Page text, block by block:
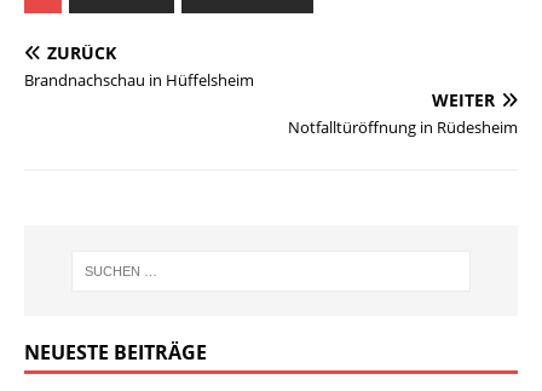
ZURÜCK
Brandnachschau in Hüffelsheim
WEITER
Notfalltüröffnung in Rüdesheim
NEUESTE BEITRÄGE